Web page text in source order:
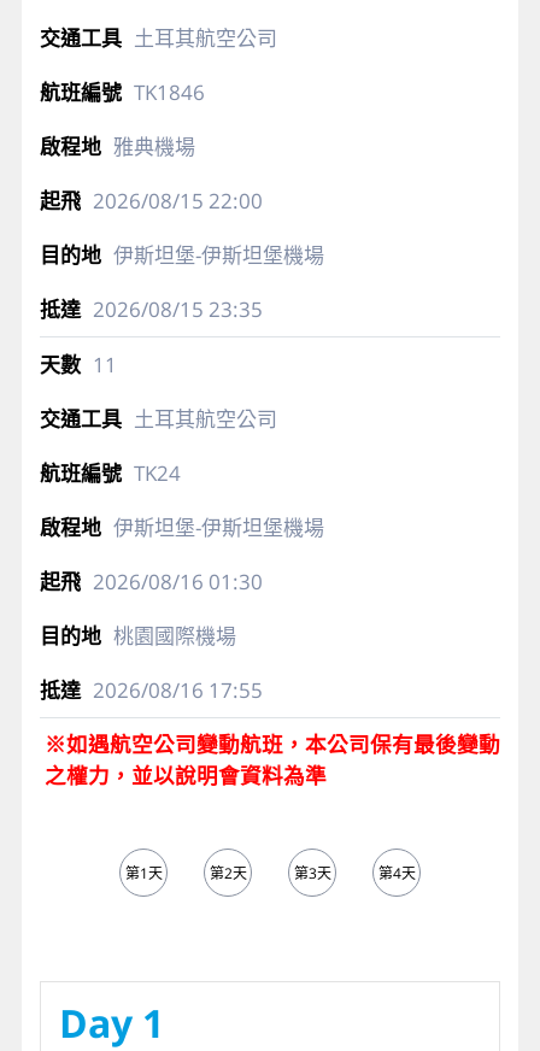
土耳其航空公司
TK1846
雅典機場
2026/08/15 22:00
伊斯坦堡-伊斯坦堡機場
2026/08/15 23:35
11
土耳其航空公司
TK24
伊斯坦堡-伊斯坦堡機場
2026/08/16 01:30
桃園國際機場
2026/08/16 17:55
※如遇航空公司變動航班，本公司保有最後變動
之權力，並以說明會資料為準
第1天 第2天 第3天 第4天
Day 1